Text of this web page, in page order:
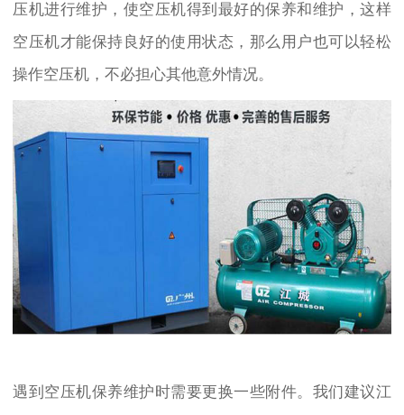
压机进行维护，使空压机得到最好的保养和维护，这样
空压机才能保持良好的使用状态，那么用户也可以轻松
操作空压机，不必担心其他意外情况。
遇到空压机保养维护时需要更换一些附件。我们建议江